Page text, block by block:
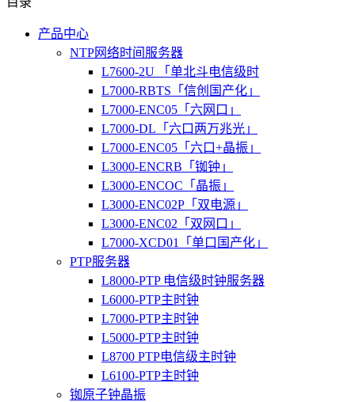
产品中心
NTP网络时间服务器
L7600-2U 「单北斗电信级时
L7000-RBTS「信创国产化」
L7000-ENC05「六网口」
L7000-DL「六口两万兆光」
L7000-ENC05「六口+晶振」
L3000-ENCRB「铷钟」
L3000-ENCOC「晶振」
L3000-ENC02P「双电源」
L3000-ENC02「双网口」
L7000-XCD01「单口国产化」
PTP服务器
L8000-PTP 电信级时钟服务器
L6000-PTP主时钟
L7000-PTP主时钟
L5000-PTP主时钟
L8700 PTP电信级主时钟
L6100-PTP主时钟
铷原子钟晶振